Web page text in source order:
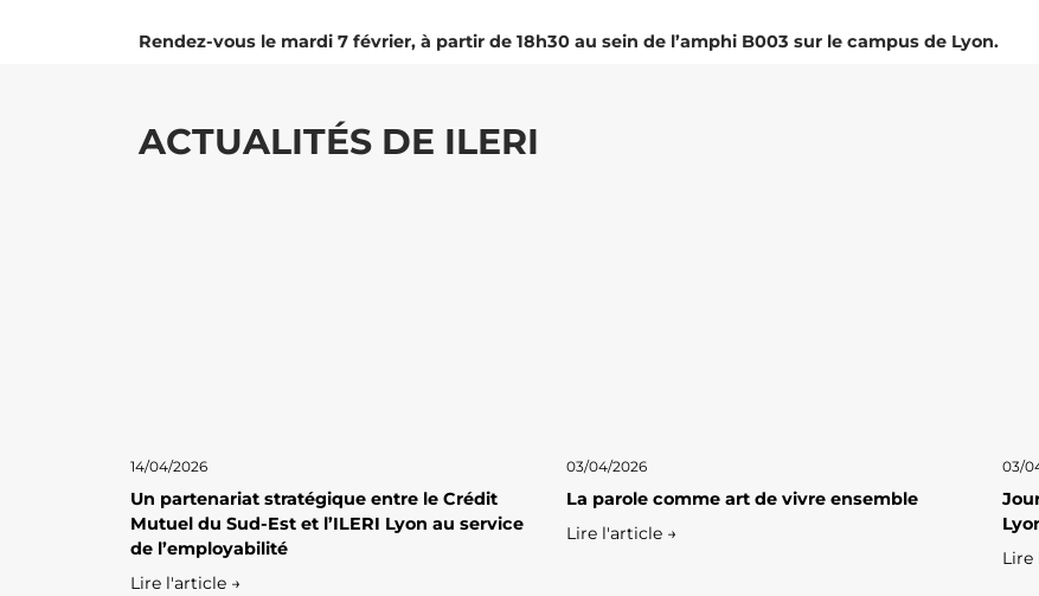
Rendez-vous le mardi 7 février, à partir de 18h30 au sein de l’amphi B003 sur le campus de Lyon.
ACTUALITÉS DE ILERI
14/04/2026
Un partenariat stratégique entre le Crédit
Mutuel du Sud-Est et l’ILERI Lyon au service
de l’employabilité
Lire l'article →
03/04/2026
La parole comme art de vivre ensemble
Lire l'article →
03/
Lire